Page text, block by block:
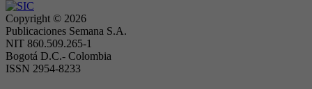
Copyright © 2026
Publicaciones Semana S.A.
NIT 860.509.265-1
Bogotá D.C.- Colombia
ISSN 2954-8233